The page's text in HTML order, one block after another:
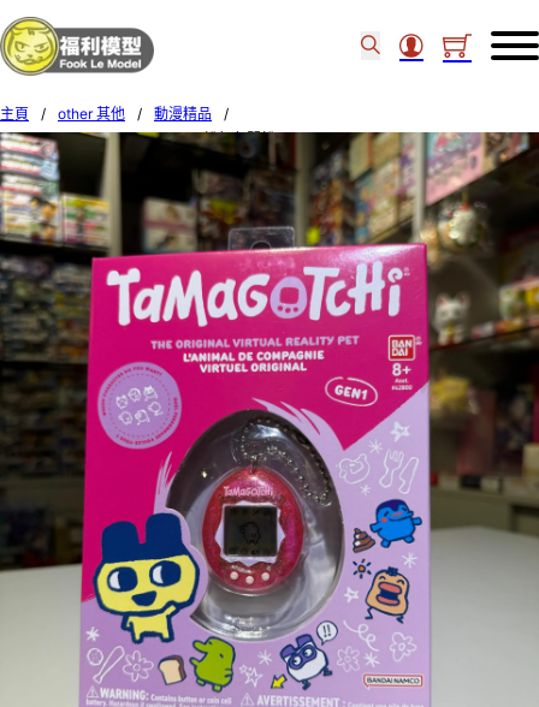
主頁 / other 其他 / 動漫精品
/
BANDAI TAMAGOTCHI GEN 1 粉紅色閃粉 731518